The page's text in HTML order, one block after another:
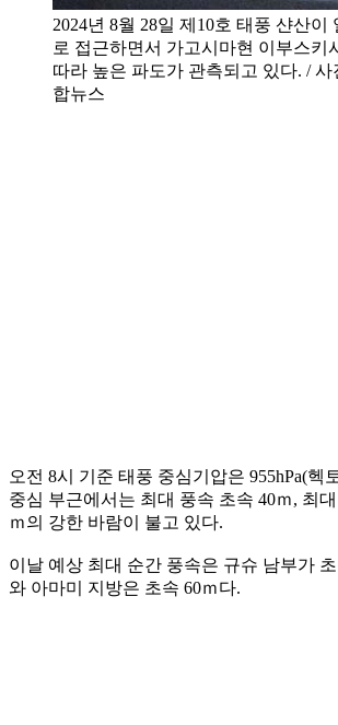
2024년 8월 28일 제10호 태풍 샨산이
로 접근하면서 가고시마현 이부스키
따라 높은 파도가 관측되고 있다. / 사
합뉴스
오전 8시 기준 태풍 중심기압은 955hPa(헥
중심 부근에서는 최대 풍속 초속 40ｍ, 최
ｍ의 강한 바람이 불고 있다.
이날 예상 최대 순간 풍속은 규슈 남부가
와 아마미 지방은 초속 60ｍ다.